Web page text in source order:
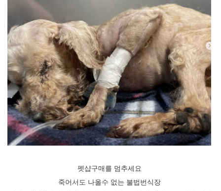
펫샵구매를 멈추세요
죽어서도 나올수 없는 불법번식장